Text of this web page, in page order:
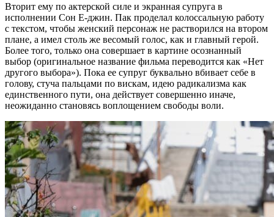
Вторит ему по актерской силе и экранная супруга в
исполнении Сон Е-джин. Пак проделал колоссальную работу
с текстом, чтобы женский персонаж не растворился на втором
плане, а имел столь же весомый голос, как и главный герой.
Более того, только она совершает в картине осознанный
выбор (оригинальное название фильма переводится как «Нет
другого выбора»). Пока ее супруг буквально вбивает себе в
голову, стуча пальцами по вискам, идею радикализма как
единственного пути, она действует совершенно иначе,
неожиданно становясь воплощением свободы воли.